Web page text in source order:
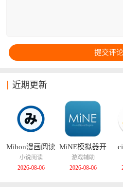
近期更新
Mihon漫画阅读
器
小说阅读
2026-08-06
MiNE模拟器开
源版
游戏辅助
2026-08-06